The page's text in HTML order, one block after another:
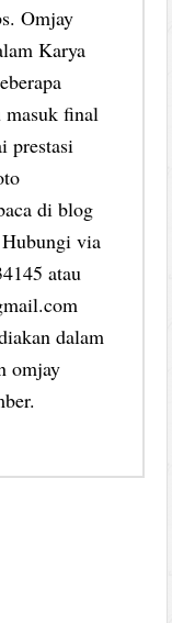
Omjay
Karya
final
prestasi
di blog
via
atau
dalam
omjay